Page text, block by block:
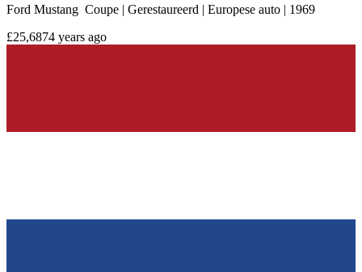
Ford Thunderbird
Ford Mustang Coupe | Gerestaureerd | Europese auto | 1969
£25,6874 years ago